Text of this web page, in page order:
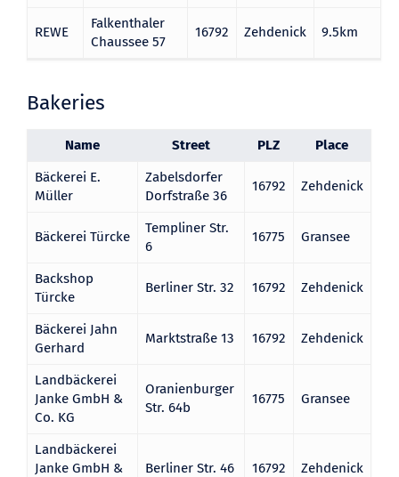
REWE
Falkenthaler
Chaussee 57
16792 Zehdenick 9.5km
Bakeries
Name Street PLZ
Place
Bäckerei E.
Müller
Zabelsdorfer
Dorfstraße 36
16792 Zehdenick
Bäckerei Türcke
Templiner Str.
6
16775 Gransee
Backshop
Türcke
Berliner Str. 32 16792 Zehdenick
Bäckerei Jahn
Gerhard
Marktstraße 13 16792 Zehdenick
Landbäckerei
Janke GmbH &
Co. KG
Oranienburger
Str. 64b
16775 Gransee
Landbäckerei
Janke GmbH &
Berliner Str. 46 16792 Zehdenick